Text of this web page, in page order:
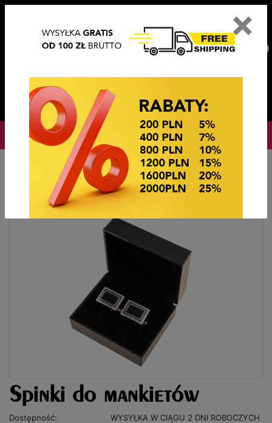
OKAZJE CENOWE! OKAZJE CENOWE!
Strona główna Biżuteria sztuczna Spinki do mankietów
Spinki do mankietów
Dostępność:
WYSYŁKA W CIĄGU 2 DNI ROBOCZYCH
×